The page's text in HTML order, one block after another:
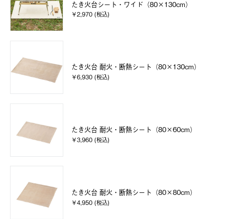
たき火台シート・ワイド（80×130cm）
￥2,970 (税込)
たき火台 耐火・断熱シート（80×130cm）
￥6,930 (税込)
たき火台 耐火・断熱シート（80×60cm）
￥3,960 (税込)
たき火台 耐火・断熱シート（80×80cm）
￥4,950 (税込)